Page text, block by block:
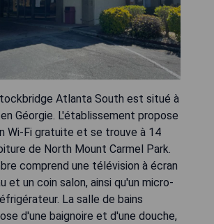
Atlanta South est situé à
Géorgie. L'établissement propose
Wi-Fi gratuite et se trouve à 14
de North Mount Carmel Park.
comprend une télévision à écran
et un coin salon, ainsi qu'un micro-
La salle de bains
d'une baignoire et d'une douche,